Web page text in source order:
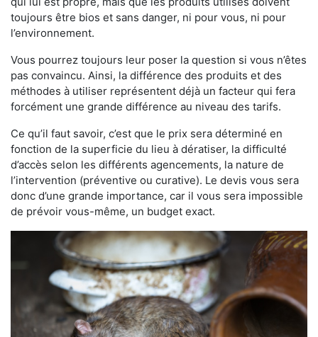
toujours être bios et sans danger, ni pour vous, ni pour
l’environnement.
Vous pourrez toujours leur poser la question si vous n’êtes
pas convaincu. Ainsi, la différence des produits et des
méthodes à utiliser représentent déjà un facteur qui fera
forcément une grande différence au niveau des tarifs.
Ce qu’il faut savoir, c’est que le prix sera déterminé en
fonction de la superficie du lieu à dératiser, la difficulté
d’accès selon les différents agencements, la nature de
l’intervention (préventive ou curative). Le devis vous sera
donc d’une grande importance, car il vous sera impossible
de prévoir vous-même, un budget exact.